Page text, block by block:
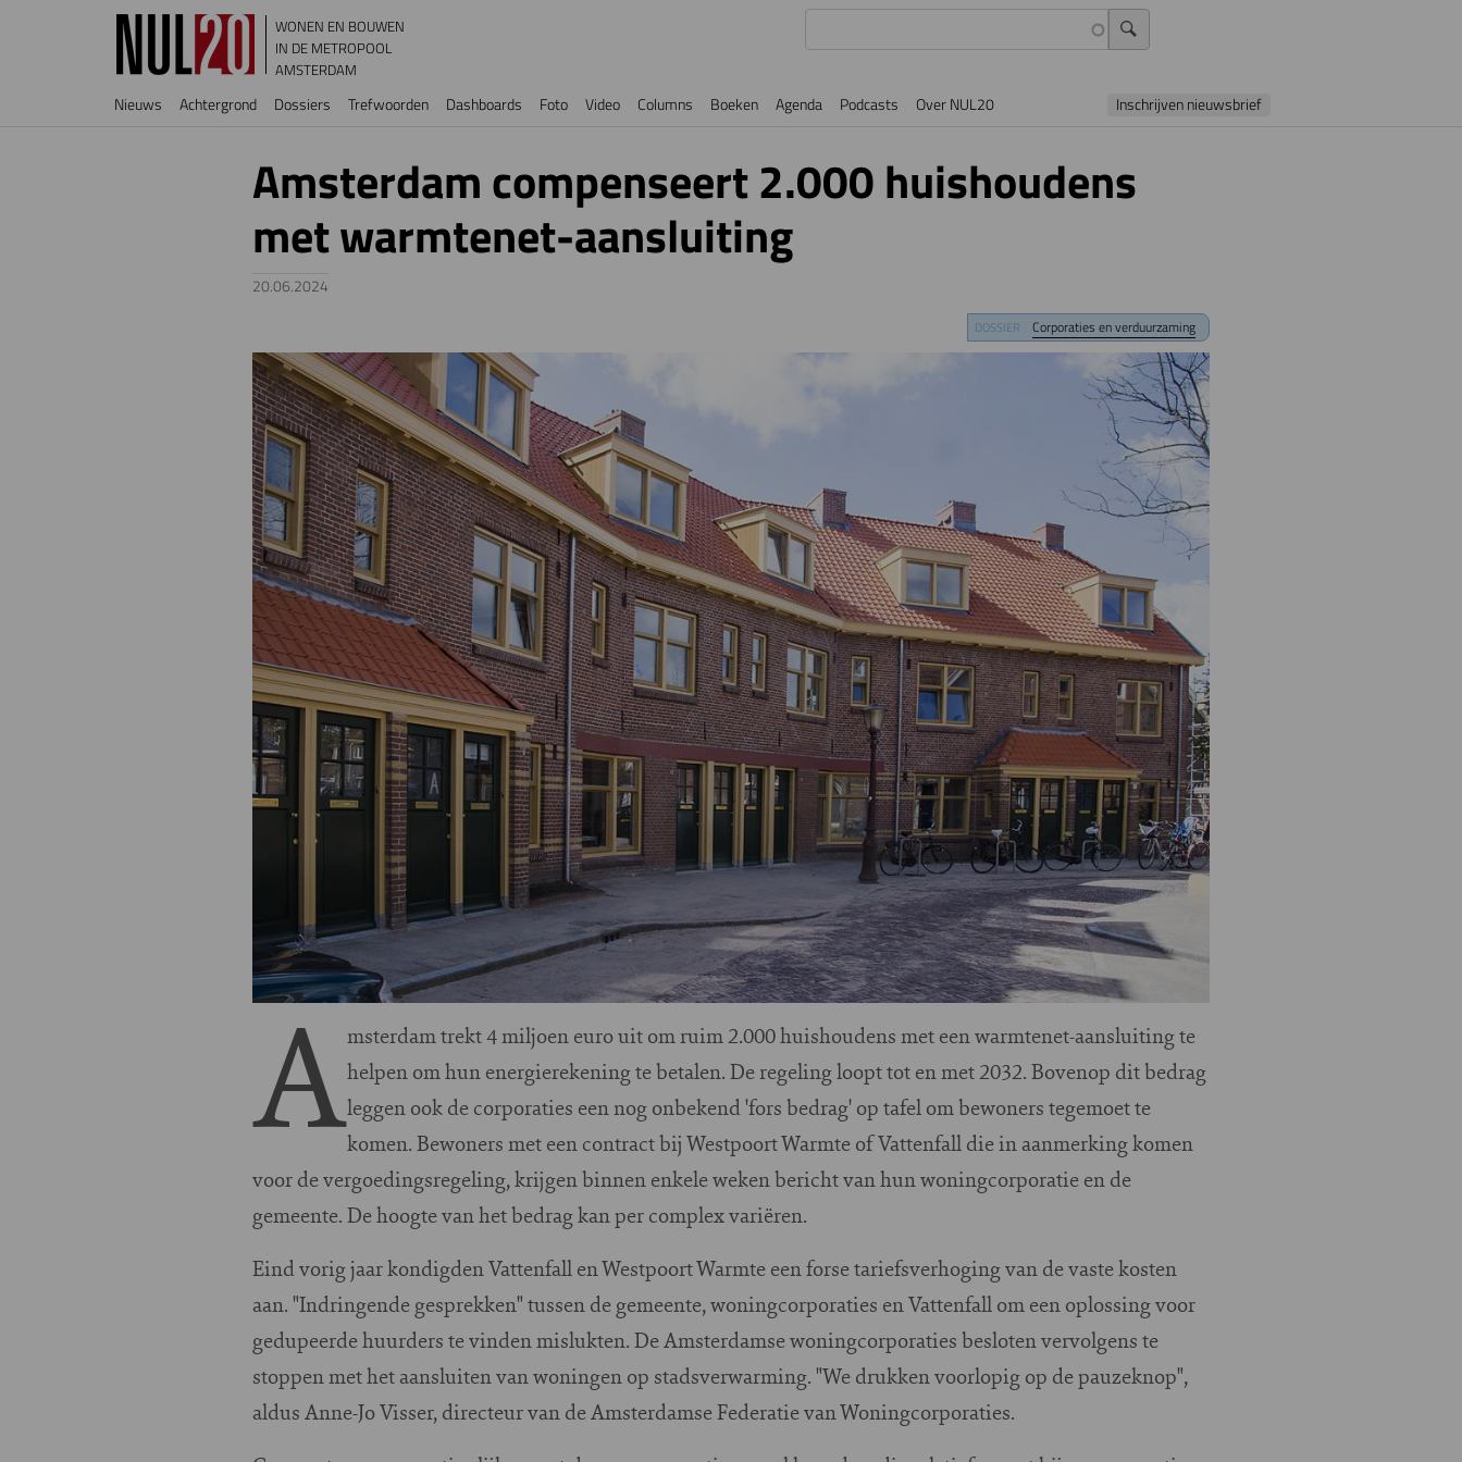
Overslaan en naar de inhoud gaan
WONEN EN BOUWEN
IN DE METROPOOL
AMSTERDAM
Hoofdnavigatie
Nieuws Achtergrond Dossiers Trefwoorden Dashboards Foto Video Columns Boeken Agenda Podcasts Over NUL20 Inschrijven nieuwsbrief
Amsterdam compenseert 2.000 huishoudens
met warmtenet-aansluiting
20.06.2024
DOSSIER Corporaties en verduurzaming
Amsterdam trekt 4 miljoen euro uit om ruim 2.000 huishoudens met een warmtenet-aansluiting te
helpen om hun energierekening te betalen. De regeling loopt tot en met 2032. Bovenop dit bedrag
leggen ook de corporaties een nog onbekend 'fors bedrag' op tafel om bewoners tegemoet te
komen. Bewoners met een contract bij Westpoort Warmte of Vattenfall die in aanmerking komen
voor de vergoedingsregeling, krijgen binnen enkele weken bericht van hun woningcorporatie en de
gemeente. De hoogte van het bedrag kan per complex variëren.
Eind vorig jaar kondigden Vattenfall en Westpoort Warmte een forse tariefsverhoging van de vaste kosten
aan. "Indringende gesprekken" tussen de gemeente, woningcorporaties en Vattenfall om een oplossing voor
gedupeerde huurders te vinden mislukten. De Amsterdamse woningcorporaties besloten vervolgens te
stoppen met het aansluiten van woningen op stadsverwarming. "We drukken voorlopig op de pauzeknop",
aldus Anne-Jo Visser, directeur van de Amsterdamse Federatie van Woningcorporaties.